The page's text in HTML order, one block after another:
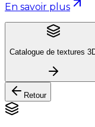
En savoir plus
Catalogue de textures
Retour